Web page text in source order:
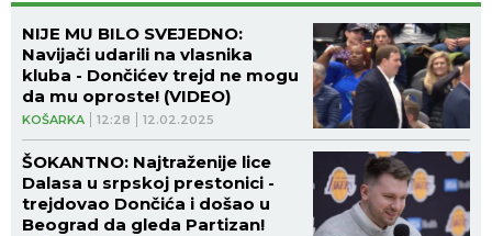
KOŠARKA 12:28 12.02.2025
NIJE MU BILO SVEJEDNO:
Navijači udarili na vlasnika
kluba - Dončićev trejd ne mogu
da mu oproste! (VIDEO)
ŠOKANTNO: Najtraženije lice
Dalasa u srpskoj prestonici -
trejdovao Dončića i došao u
Beograd da gleda Partizan!